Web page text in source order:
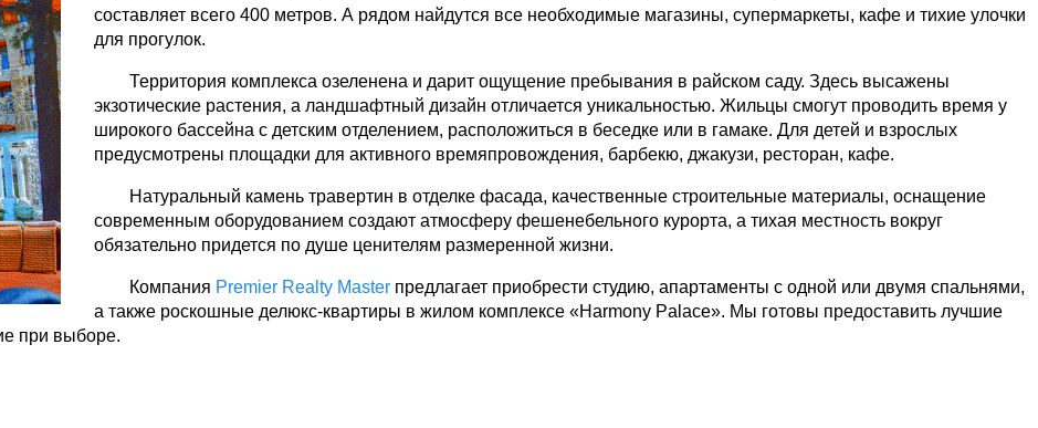
составляет всего 400 метров. А рядом найдутся все необходимые магазины, супермаркеты, кафе и тихие улочки
для прогулок.
Территория комплекса озеленена и дарит ощущение пребывания в райском саду. Здесь высажены
экзотические растения, а ландшафтный дизайн отличается уникальностью. Жильцы смогут проводить время у
широкого бассейна с детским отделением, расположиться в беседке или в гамаке. Для детей и взрослых
предусмотрены площадки для активного времяпровождения, барбекю, джакузи, ресторан, кафе.
Натуральный камень травертин в отделке фасада, качественные строительные материалы, оснащение
современным оборудованием создают атмосферу фешенебельного курорта, а тихая местность вокруг
обязательно придется по душе ценителям размеренной жизни.
Компания Premier Realty Master предлагает приобрести студию, апартаменты с одной или двумя спальнями,
а также роскошные делюкс-квартиры в жилом комплексе «Harmony Palace». Мы готовы предоставить лучшие
при выборе.